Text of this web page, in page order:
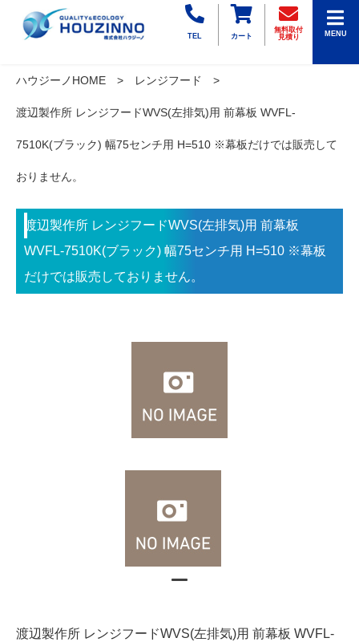
TEL カート
無料取付
見積り
MENU
ハウジーノHOME レンジフード
渡辺製作所 レンジフードWVS(左排気)用 前幕板 WVFL-
7510K(ブラック) 幅75センチ用 H=510 ※幕板だけでは販売して
おりません。
渡辺製作所 レンジフードWVS(左排気)用 前幕板
WVFL-7510K(ブラック) 幅75センチ用 H=510 ※幕板
だけでは販売しておりません。
渡辺製作所 レンジフードWVS(左排気)用 前幕板 WVFL-